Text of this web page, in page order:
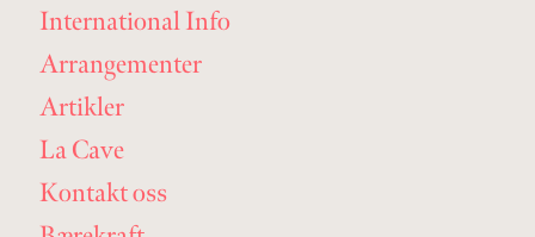
International Info
Arrangementer
Artikler
La Cave
Kontakt oss